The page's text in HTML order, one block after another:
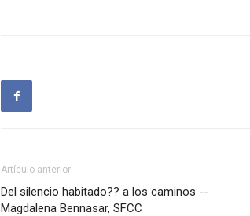
Artículo anterior
Del silencio habitado?? a los caminos --
Magdalena Bennasar, SFCC